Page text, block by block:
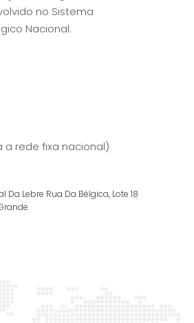
no Sistema
Nacional.
rede fixa nacional)
Da Lebre Rua Da Bélgica, Lote 18